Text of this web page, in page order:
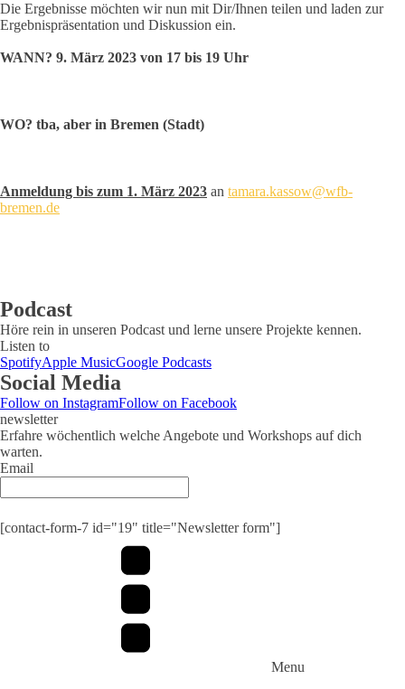
Die Ergebnisse möchten wir nun mit Dir/Ihnen teilen und laden zur
Ergebnispräsentation und Diskussion ein.
WANN? 9. März 2023 von 17 bis 19 Uhr
WO? tba, aber in Bremen (Stadt)
Anmeldung bis zum 1. März 2023 an tamara.kassow@wfb-
bremen.de
Podcast
Höre rein in unseren Podcast und lerne unsere Projekte kennen.
Listen to
SpotifyApple MusicGoogle Podcasts
Social Media
Follow on InstagramFollow on Facebook
newsletter
Erfahre wöchentlich welche Angebote und Workshops auf dich
warten.
Email
[contact-form-7 id="19" title="Newsletter form"]
Menu